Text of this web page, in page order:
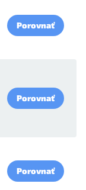
Porovnať
Porovnať
Porovnať